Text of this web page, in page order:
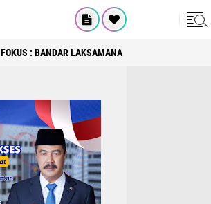
FOKUS : BANDAR LAKSAMANA